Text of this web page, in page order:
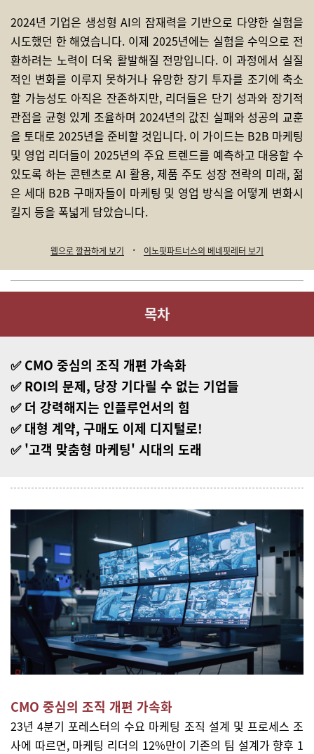
2024년 기업은 생성형 AI의 잠재력을 기반으로 다양한 실험을
시도했던 한 해였습니다. 이제 2025년에는 실험을 수익으로 전
환하려는 노력이 더욱 활발해질 전망입니다. 이 과정에서 실질
적인 변화를 이루지 못하거나 유망한 장기 투자를 조기에 축소
할 가능성도 아직은 잔존하지만, 리더들은 단기 성과와 장기적
관점을 균형 있게 조율하며 2024년의 값진 실패와 성공의 교훈
을 토대로 2025년을 준비할 것입니다. 이 가이드는 B2B 마케팅
및 영업 리더들이 2025년의 주요 트렌드를 예측하고 대응할 수
있도록 하는 콘텐츠로 AI 활용, 제품 주도 성장 전략의 미래, 젊
은 세대 B2B 구매자들이 마케팅 및 영업 방식을 어떻게 변화시
킬지 등을 폭넓게 담았습니다.
웹으로 깔끔하게 보기 · 이노핏파트너스의 베네핏레터 보기
목차
✅ CMO 중심의 조직 개편 가속화
✅ROI의 문제, 당장 기다릴 수 없는 기업들
✅ 더 강력해지는 인플루언서의 힘
✅ 대형 계약, 구매도 이제 디지털로!
✅ '고객 맞춤형 마케팅' 시대의 도래
CMO 중심의 조직 개편 가속화
23년 4분기 포레스터의 수요 마케팅 조직 설계 및 프로세스 조
사에 따르면, 마케팅 리더의 12%만이 기존의 팀 설계가 향후 1